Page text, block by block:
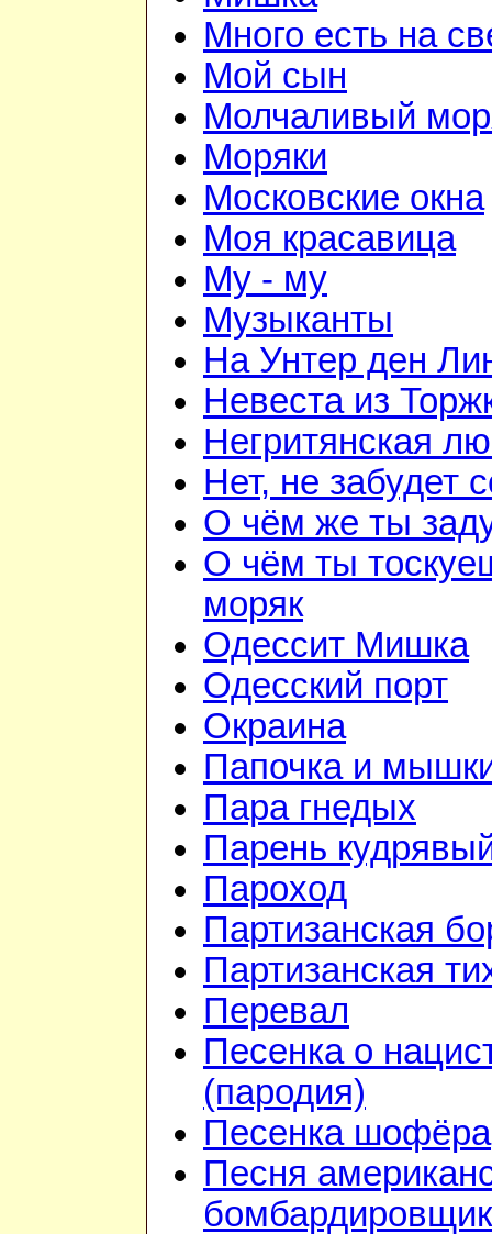
Много есть на
Мой сын
Молчаливый
Моряки
Московские окна
Моя красавица
Му - му
Музыканты
На Унтер ден
Невеста из
Негритянская
Нет, не забудет
О чём же ты
О чём ты
моряк
Одессит Мишка
Одесский порт
Окраина
Папочка и
Пара гнедых
Парень
Пароход
Партизанская
Партизанская
Перевал
Песенка о
(пародия)
Песенка шофёра
Песня